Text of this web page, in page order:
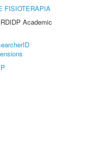
FISIOTERAPIA
Academic